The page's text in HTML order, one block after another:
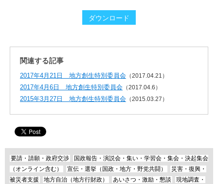
ダウンロード
関連する記事
2017年4月21日 地方創生特別委員会 （2017.04.21）
2017年4月6日 地方創生特別委員会 （2017.04.6）
2015年3月27日 地方創生特別委員会 （2015.03.27）
要請・請願・政府交渉
国政報告・演説会・集い・学習会・集会・決起集会
（オンライン含む）
宣伝・選挙（国政・地方・野党共闘）
災害・復興・
被災者支援
地方自治（地方行財政） あいさつ・激励・懇談
現地調査・